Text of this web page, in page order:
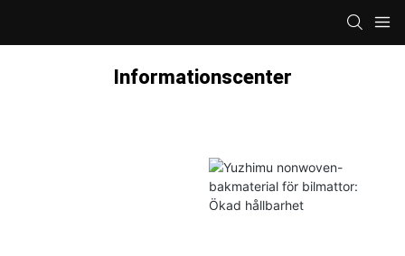
Informationscenter